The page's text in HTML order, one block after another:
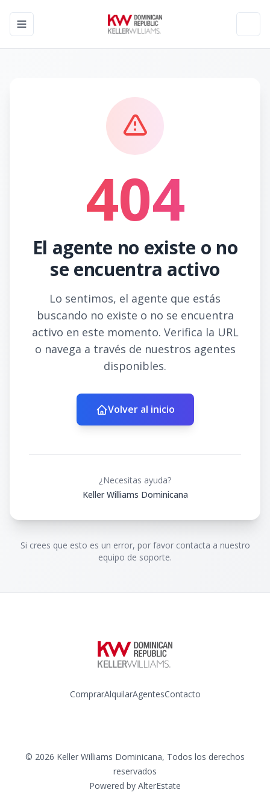
Toggle navigation menu
404
El agente no existe o no
se encuentra activo
Lo sentimos, el agente que estás
buscando no existe o no se encuentra
activo en este momento. Verifica la URL
o navega a través de nuestros agentes
disponibles.
Volver al inicio
¿Necesitas ayuda?
Keller Williams Dominicana
Si crees que esto es un error, por favor contacta a nuestro
equipo de soporte.
ComprarAlquilarAgentesContacto
© 2026 Keller Williams Dominicana, Todos los derechos
reservados
Powered by AlterEstate